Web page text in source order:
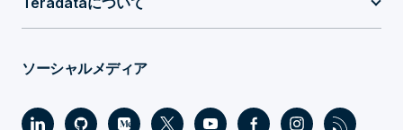
ソーシャルメディア